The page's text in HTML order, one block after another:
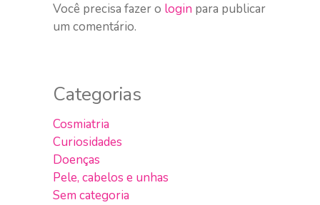
Você precisa fazer o login para publicar
um comentário.
Categorias
Cosmiatria
Curiosidades
Doenças
Pele, cabelos e unhas
Sem categoria